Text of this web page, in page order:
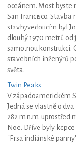
oceánem. Most byste
San Francisco.
stavbyvedoucím byl
dlouhý 1970 metrů
samotnou konstrukci.
stavebních inženýrů
světa.
Twin Peaks
V západoamerickém
Jedná se vlastně o
282 m.n.m. uprostřed
Noe. Dříve byly
"Prsa indiánské